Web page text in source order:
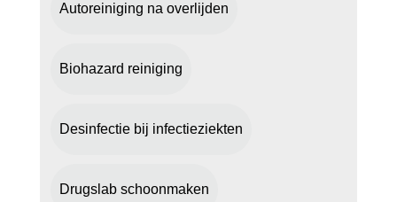
Autoreiniging na overlijden
Biohazard reiniging
Desinfectie bij infectieziekten
Drugslab schoonmaken